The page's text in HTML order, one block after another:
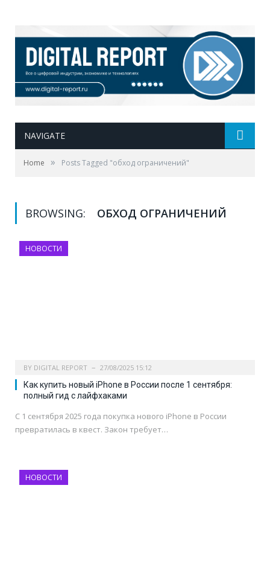
NAVIGATE
Home » Posts Tagged "обход ограничений"
BROWSING: ОБХОД ОГРАНИЧЕНИЙ
НОВОСТИ
BY DIGITAL REPORT 27/08/2025 15:12
Как купить новый iPhone в России после 1 сентября:
полный гид с лайфхаками
С 1 сентября 2025 года покупка нового iPhone в России
превратилась в квест. Закон требует…
НОВОСТИ